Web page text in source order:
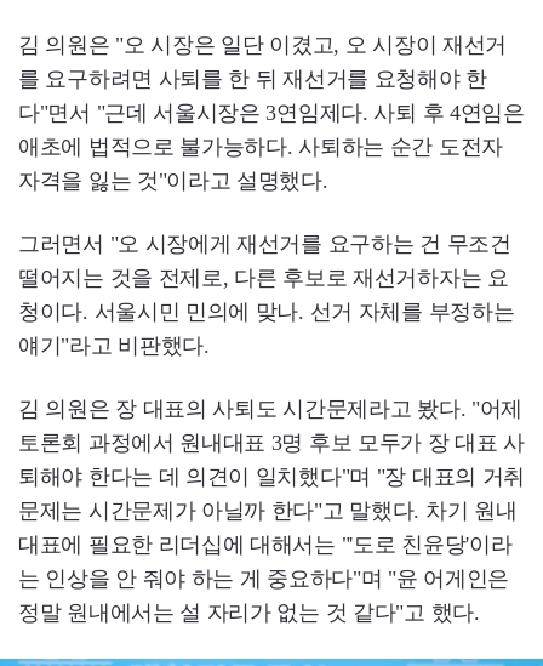
김 의원은 "오 시장은 일단 이겼고, 오 시장이 재선거
를 요구하려면 사퇴를 한 뒤 재선거를 요청해야 한
다"면서 "근데 서울시장은 3연임제다. 사퇴 후 4연임은
애초에 법적으로 불가능하다. 사퇴하는 순간 도전자
자격을 잃는 것"이라고 설명했다.
그러면서 "오 시장에게 재선거를 요구하는 건 무조건
떨어지는 것을 전제로, 다른 후보로 재선거하자는 요
청이다. 서울시민 민의에 맞나. 선거 자체를 부정하는
얘기"라고 비판했다.
김 의원은 장 대표의 사퇴도 시간문제라고 봤다. "어제
토론회 과정에서 원내대표 3명 후보 모두가 장 대표 사
퇴해야 한다는 데 의견이 일치했다"며 "장 대표의 거취
문제는 시간문제가 아닐까 한다"고 말했다. 차기 원내
대표에 필요한 리더십에 대해서는 "'도로 친윤당'이라
는 인상을 안 줘야 하는 게 중요하다"며 "윤 어게인은
정말 원내에서는 설 자리가 없는 것 같다"고 했다.